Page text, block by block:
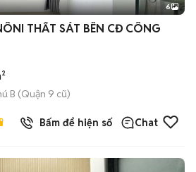
+2
6
THẤT SÁT BÊN CĐ CÔNG
B (Quận 9 cũ)
Bấm để hiện số Chat